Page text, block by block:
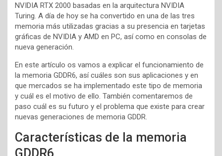
NVIDIA RTX 2000 basadas en la arquitectura NVIDIA
Turing. A día de hoy se ha convertido en una de las tres
memoria más utilizadas gracias a su presencia en tarjetas
gráficas de NVIDIA y AMD en PC, así como en consolas de
nueva generación.
En este artículo os vamos a explicar el funcionamiento de
la memoria GDDR6, así cuáles son sus aplicaciones y en
que mercados se ha implementado este tipo de memoria
y cuál es el motivo de ello. También comentaremos de
paso cuál es su futuro y el problema que existe para crear
nuevas generaciones de memoria GDDR.
Características de la memoria